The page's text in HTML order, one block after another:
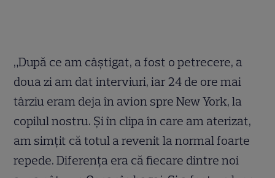
„După ce am câștigat, a fost o petrecere, a
doua zi am dat interviuri, iar 24 de ore mai
târziu eram deja în avion spre New York, la
copilul nostru. Și în clipa în care am aterizat,
am simțit că totul a revenit la normal foarte
repede. Diferența era că fiecare dintre noi